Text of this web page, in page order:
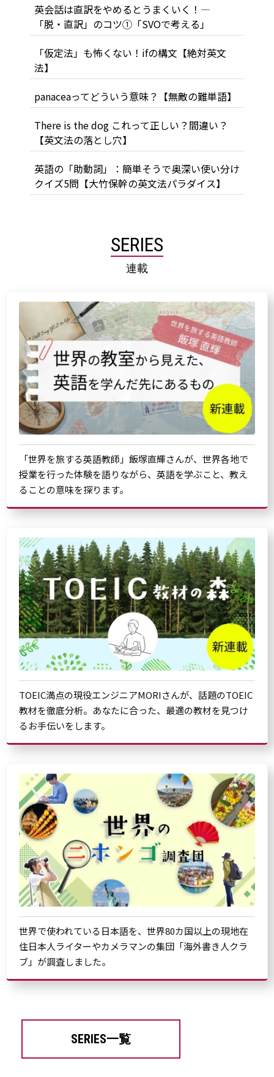
英会話は直訳をやめるとうまくいく！―
「脱・直訳」のコツ①「SVOで考える」
「仮定法」も怖くない！ifの構文【絶対英文
法】
panaceaってどういう意味？【無敵の難単語】
There is the dog これって正しい？間違い？
【英文法の落とし穴】
英語の「助動詞」：簡単そうで奥深い使い分け
クイズ5問【大竹保幹の英文法パラダイス】
SERIES
連載
「世界を旅する英語教師」飯塚直輝さんが、世界各地で
授業を行った体験を語りながら、英語を学ぶこと、教え
ることの意味を探ります。
TOEIC満点の現役エンジニアMORIさんが、話題のTOEIC
教材を徹底分析。あなたに合った、最適の教材を見つけ
るお手伝いをします。
世界で使われている日本語を、世界80カ国以上の現地在
住日本人ライターやカメラマンの集団「海外書き人クラ
ブ」が調査しました。
SERIES一覧